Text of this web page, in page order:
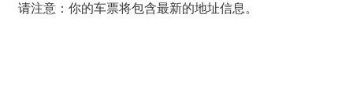
请注意：你的车票将包含最新的地址信息。